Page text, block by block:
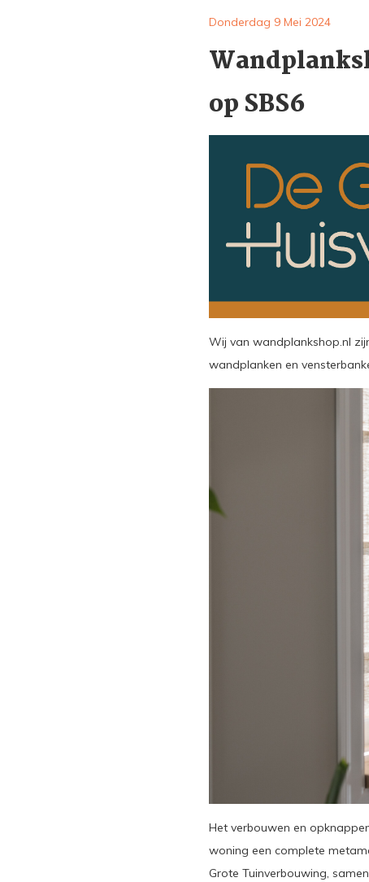
Donderdag 9 Mei 2024
op SBS6
Wij van wandplankshop.nl
wandplanken en
Het verbouwen en
woning een complete
Grote Tuinverbouwing,